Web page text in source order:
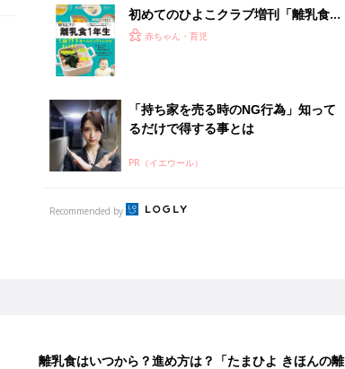
初めてのひよこクラブ増刊「離乳食1
年生 1皿作るだけ！オールインワン​レ
赤ちゃん・育児
「持ち家を売る時のNG行為」知って
るだけで得する事とは
PR（イエウール）
Recommended by
離乳食はいつから？進め方は？「たまひよ きほんの離